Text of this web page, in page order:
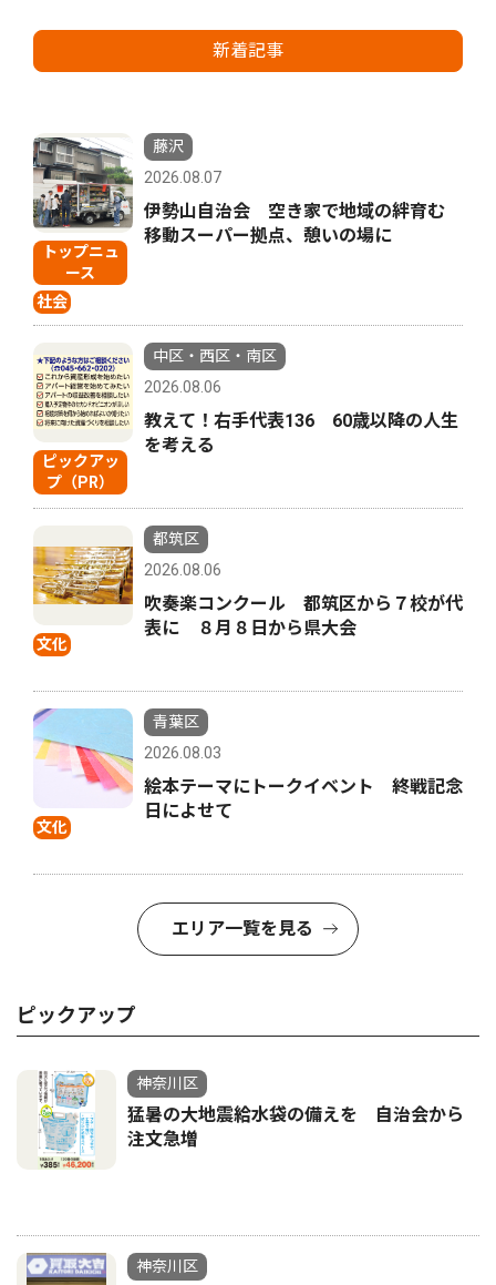
新着記事
トップニュ
ース
社会
藤沢
2026.08.07
伊勢山自治会 空き家で地域の絆育む
移動スーパー拠点、憩いの場に
ピックアッ
プ（PR）
中区・西区・南区
2026.08.06
教えて！右手代表136 60歳以降の人生
を考える
文化
都筑区
2026.08.06
吹奏楽コンクール 都筑区から７校が代
表に ８月８日から県大会
文化
青葉区
2026.08.03
絵本テーマにトークイベント 終戦記念
日によせて
エリア一覧を見る
ピックアップ
神奈川区
猛暑の大地震給水袋の備えを 自治会から
注文急増
神奈川区